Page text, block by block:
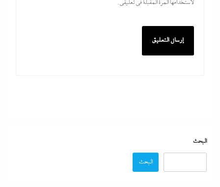
لاستخدامها المرة المقبلة في تعليقي.
البحث
البحث
جديدة في وجه الحكومة المصرية؟